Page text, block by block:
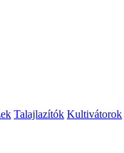
Talajlazítók Kultivátorok